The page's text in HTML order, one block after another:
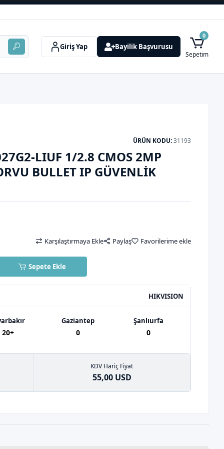
Giriş Yap Bayilik Başvurusu
0
Sepetim
ÜRÜN KODU:31193
LIUF 1/2.8 CMOS 2MP
BULLET IP GÜVENLIK
HIKVISION
20+
Gaziantep
0
Şanlıurfa
0
KDV Hariç Fiyat
55,00 USD
Karşılaştırmaya Ekle Paylaş Favorilerime ekle
Sepete Ekle